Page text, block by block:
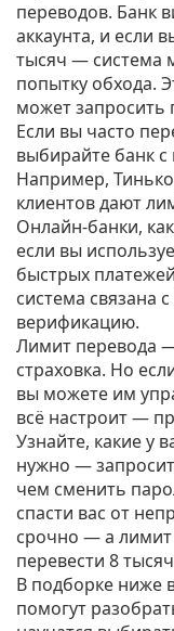
переводов. Банк
аккаунта, и если
тысяч — система
попытку обхода.
может запросить
Если вы часто
выбирайте банк
Например,
клиентов дают
Онлайн-банки,
если вы
быстрых
система связана
верификацию.
Лимит перевода
страховка. Но
вы можете им
всё настроит —
Узнайте, какие у
нужно —
чем сменить
спасти вас от
срочно — а лимит
перевести 8
В подборке ниже
помогут